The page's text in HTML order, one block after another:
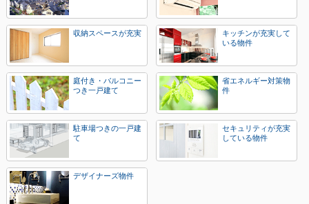
収納スペースが充実
キッチンが充実して
いる物件
庭付き・バルコニー
つき一戸建て
省エネルギー対策物
件
駐車場つきの一戸建
て
セキュリティが充実
している物件
デザイナーズ物件